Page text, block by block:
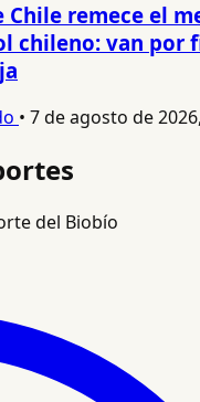
Chile remece el
chileno: van por
• 7 de agosto de
del Biobío